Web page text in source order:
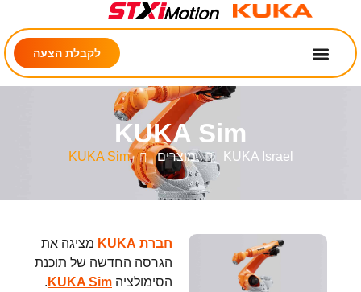
לקבלת הצעה
KUKA Sim
KUKA Israel מוצרים KUKA Sim
חברת KUKA
מציגה את
הגרסה החדשה של תוכנת
הסימולציהKUKA Sim
.